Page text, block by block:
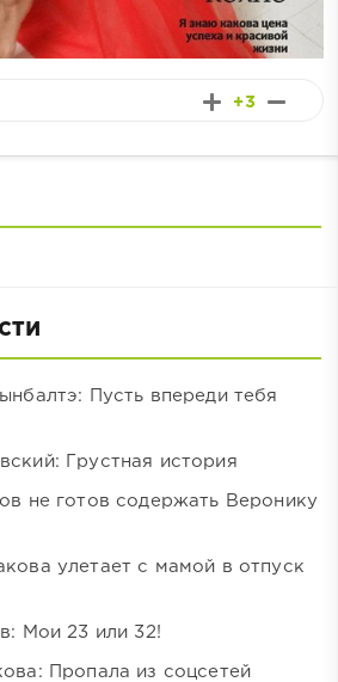
+3
Пусть впереди тебя
Грустная история
не готов содержать Веронику
улетает с мамой в отпуск
Мои 23 или 32!
Пропала из соцсетей